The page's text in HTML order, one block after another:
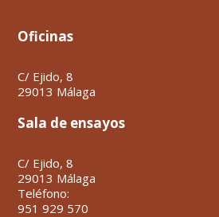
Oficinas
C/ Ejido, 8
29013 Málaga
Sala de ensayos
C/ Ejido, 8
29013 Málaga
Teléfono:
951 929 570